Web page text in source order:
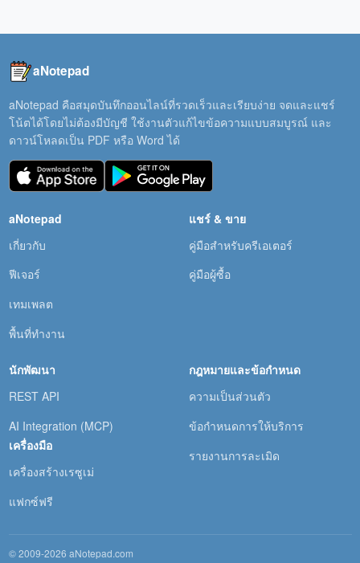
aNotepad
aNotepad คือสมุดบันทึกออนไลน์ที่รวดเร็วและเรียบง่าย จดและแชร์
โน้ตได้โดยไม่ต้องมีบัญชี ใช้งานตัวแก้ไขข้อความแบบสมบูรณ์ และ
ดาวน์โหลดเป็น PDF หรือ Word ได้
aNotepad
เกี่ยวกับ
ฟีเจอร์
เทมเพลต
พื้นที่ทำงาน
แชร์ & ขาย
คู่มือสำหรับครีเอเตอร์
คู่มือผู้ซื้อ
นักพัฒนา
REST API
AI Integration (MCP)
เครื่องมือ
เครื่องสร้างเรซูเม่
แฟกซ์ฟรี
กฎหมายและข้อกำหนด
ความเป็นส่วนตัว
ข้อกำหนดการให้บริการ
รายงานการละเมิด
© 2009-2026 aNotepad.com